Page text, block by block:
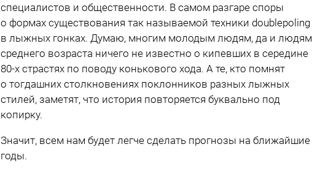
специалистов и общественности. В самом разгаре споры
о формах существования так называемой техники doublepoling
в лыжных гонках. Думаю, многим молодым людям, да и людям
среднего возраста ничего не известно о кипевших в середине
80-х страстях по поводу конькового хода. А те, кто помнят
о тогдашних столкновениях поклонников разных лыжных
стилей, заметят, что история повторяется буквально под
копирку.
Значит, всем нам будет легче сделать прогнозы на ближайшие
годы.